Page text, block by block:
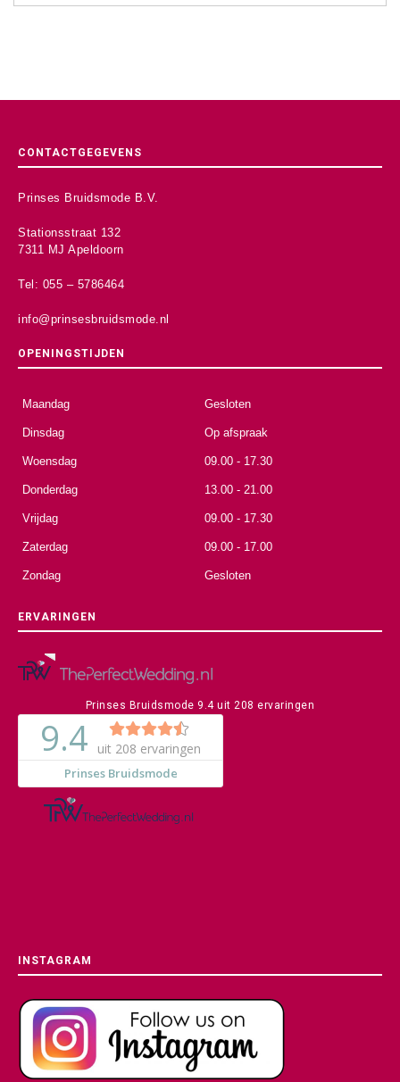
CONTACTGEGEVENS
Prinses Bruidsmode B.V.
Stationsstraat 132
7311 MJ Apeldoorn
Tel: 055 – 5786464
info@prinsesbruidsmode.nl
OPENINGSTIJDEN
Maandag Gesloten
Dinsdag Op afspraak
Woensdag 09.00 - 17.30
Donderdag 13.00 - 21.00
Vrijdag 09.00 - 17.30
Zaterdag 09.00 - 17.00
Zondag Gesloten
ERVARINGEN
Prinses Bruidsmode 9.4uit208 ervaringen
INSTAGRAM